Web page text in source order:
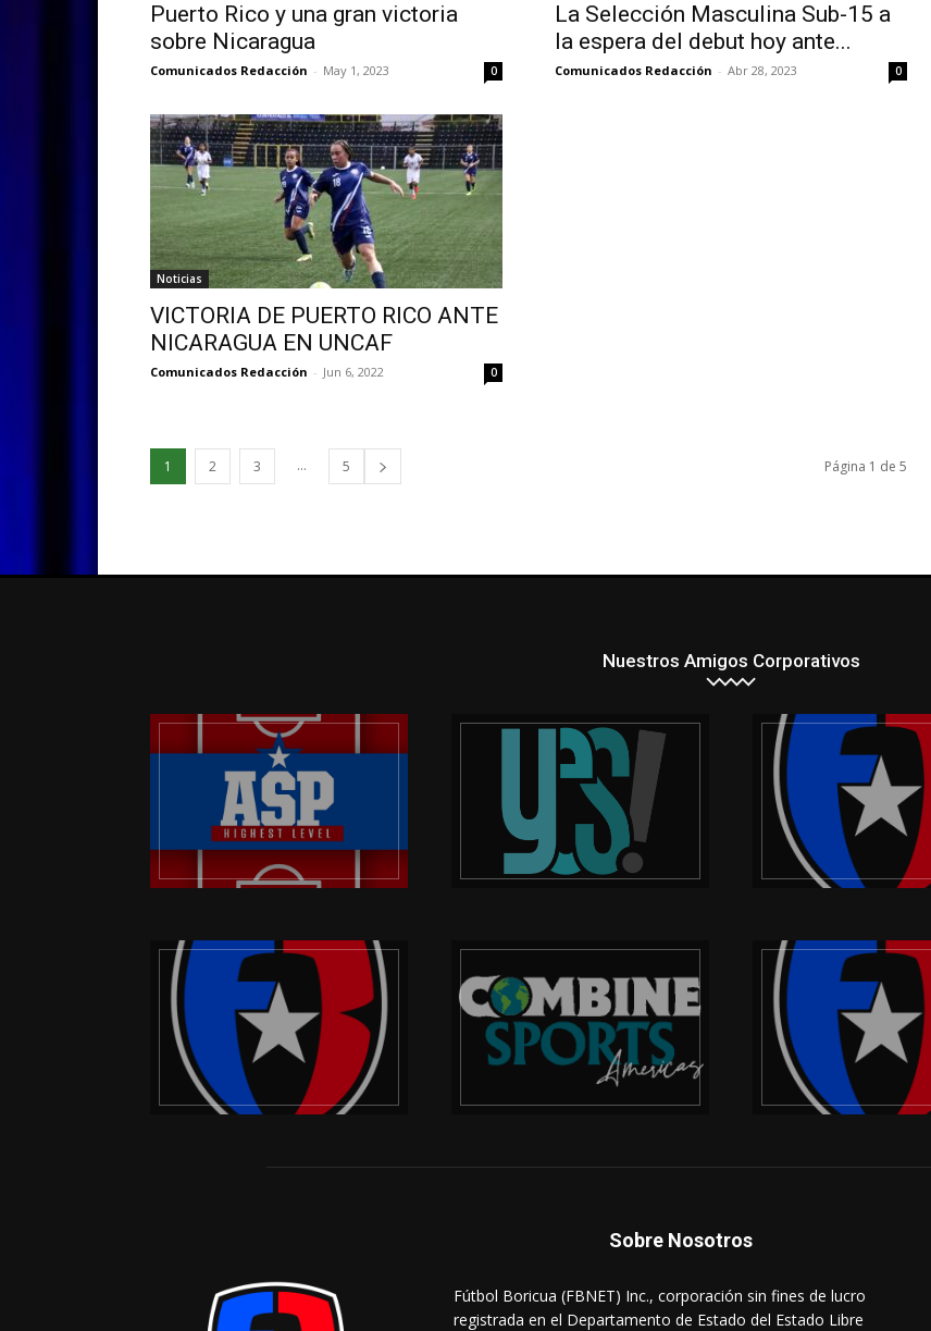
Puerto Rico y una gran victoria
sobre Nicaragua
Comunicados Redacción - May 1, 2023 0
La Selección Masculina Sub-15 a
la espera del debut hoy ante...
Comunicados Redacción - Abr 28, 2023 0
Noticias
VICTORIA DE PUERTO RICO ANTE
NICARAGUA EN UNCAF
Comunicados Redacción - Jun 6, 2022 0
1 2 3 ... 5 Página 1 de 5
Nuestros Amigos Corporativos
Sobre Nosotros
Fútbol Boricua (FBNET) Inc., corporación sin fines de lucro
registrada en el Departamento de Estado del Estado Libre